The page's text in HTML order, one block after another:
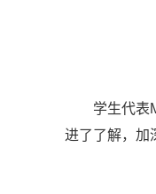
学生代表
进了了解，加